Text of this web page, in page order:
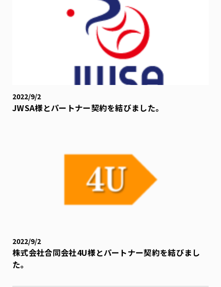
2022/9/2
JWSA様とパートナー契約を結びました。
2022/9/2
株式会社合同会社4U様とパートナー契約を結びまし
た。